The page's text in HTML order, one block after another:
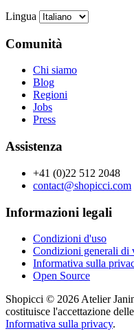
Lingua
Comunità
Chi siamo
Blog
Regioni
Jobs
Press
Assistenza
+41 (0)22 512 2048
contact@shopicci.com
Informazioni legali
Condizioni d'uso
Condizioni generali di
Informativa sulla
Open Source
Shopicci © 2026 Atelier
costituisce l'accettazione
Informativa sulla privacy.